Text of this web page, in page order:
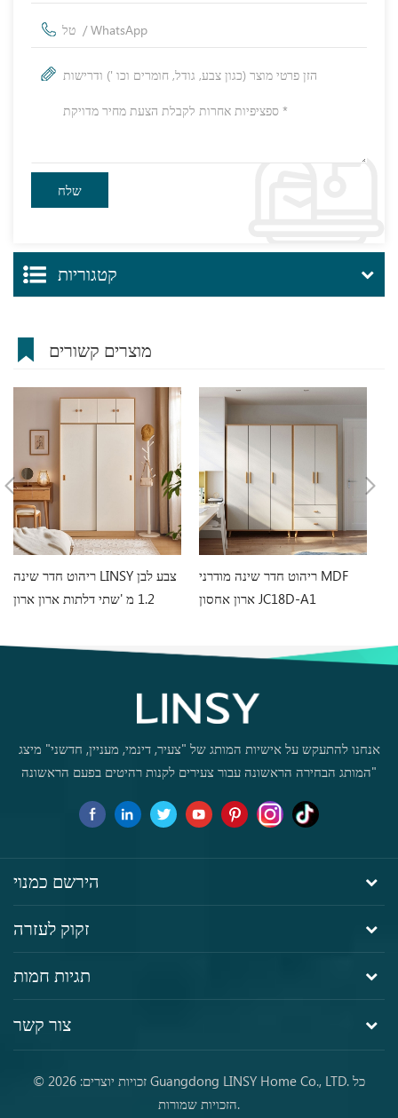
קטגוריות
מוצרים קשורים
ריהוט חדר שינה LINSY צבע לבן
1.2 מ 'שתי דלתות ארון ארון
ריהוט חדר שינה מודרני MDF
ארון אחסון JC18D-A1
אנחנו להתעקש על אישיות המותג של "צעיר, דינמי, מעניין, חדשני" מיצג
"המותג הבחירה הראשונה עבור צעירים לקנות רהיטים בפעם הראשונה
הירשם כמנוי
זקוק לעזרה
תגיות חמות
צור קשר
© זכויות יוצרים: 2026 Guangdong LINSY Home Co., LTD. כל
הזכויות שמורות.